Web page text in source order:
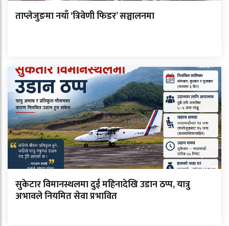
ताप्लेजुङमा नयाँ ‘त्रिवेणी फिडर’ सञ्चालनमा
सुकेटार विमानस्थलमा दुई महिनादेखि उडान ठप्प, यात्रु
अभावले नियमित सेवा प्रभावित